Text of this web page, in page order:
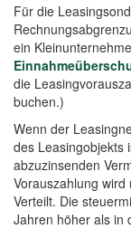
Für die
ein
die
buchen.)
Wenn der
des Leasingobjekts
abzuzinsenden
Vorauszahlung
Verteilt. Die
Jahren höher als in